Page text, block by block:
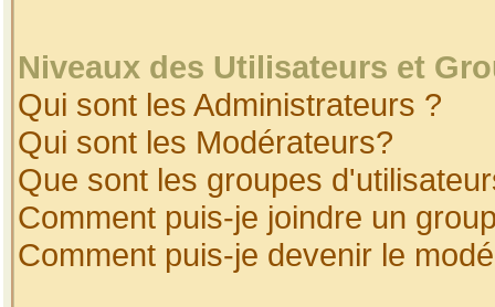
Niveaux des Utilisateurs et
Qui sont les Administrateurs ?
Qui sont les Modérateurs?
Que sont les groupes
Comment puis-je joindre un
Comment puis-je devenir le